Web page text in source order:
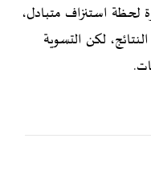
لحظة استنزاف متبادل،
لكن التسوية